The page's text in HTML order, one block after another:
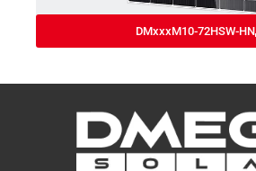
DMxxxM10-72HSW-HN